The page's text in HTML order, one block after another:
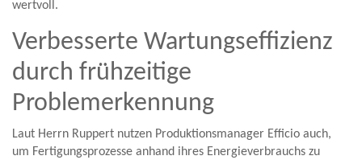
wertvoll.
Verbesserte Wartungseffizienz
durch frühzeitige
Problemerkennung
Laut Herrn Ruppert nutzen Produktionsmanager Efficio auch,
um Fertigungsprozesse anhand ihres Energieverbrauchs zu